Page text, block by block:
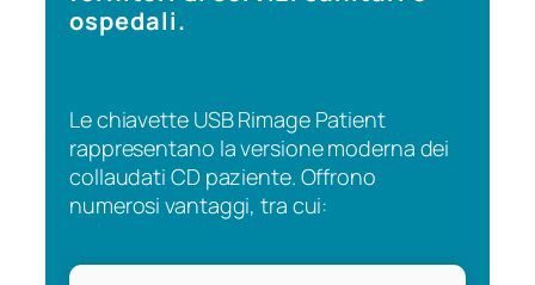
ospedali.
Le chiavette USB Rimage Patient
rappresentano la versione moderna dei
collaudati CD paziente. Offrono
numerosi vantaggi, tra cui: